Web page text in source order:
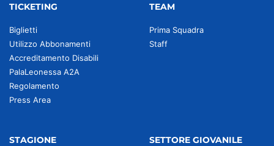
TICKETING
Biglietti
Utilizzo Abbonamenti
Accreditamento Disabili
PalaLeonessa A2A
Regolamento
Press Area
TEAM
Prima Squadra
Staff
STAGIONE SETTORE GIOVANILE